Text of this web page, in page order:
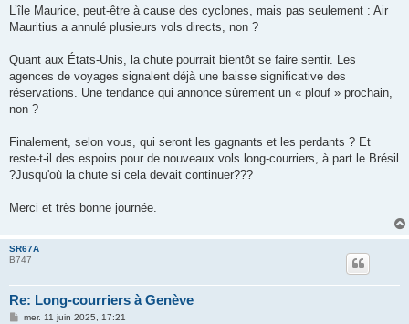
L’île Maurice, peut-être à cause des cyclones, mais pas seulement : Air
Mauritius a annulé plusieurs vols directs, non ?
Quant aux États-Unis, la chute pourrait bientôt se faire sentir. Les
agences de voyages signalent déjà une baisse significative des
réservations. Une tendance qui annonce sûrement un « plouf » prochain,
non ?
Finalement, selon vous, qui seront les gagnants et les perdants ? Et
reste-t-il des espoirs pour de nouveaux vols long-courriers, à part le Brésil
?Jusqu'où la chute si cela devait continuer???
Merci et très bonne journée.
SR67A
B747
Re: Long-courriers à Genève
Mmer. 11 juin 2025, 17:21